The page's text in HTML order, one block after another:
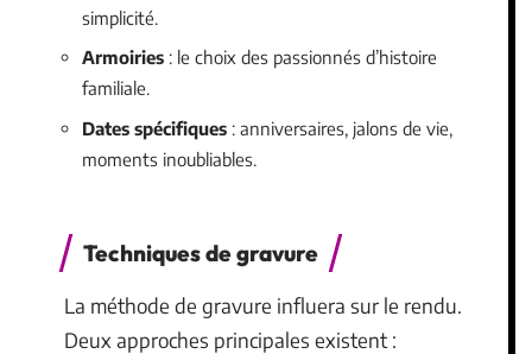
simplicité.
Armoiries : le choix des passionnés d’histoire
familiale.
Dates spécifiques : anniversaires, jalons de vie,
moments inoubliables.
Techniques de gravure
La méthode de gravure influera sur le rendu.
Deux approches principales existent :